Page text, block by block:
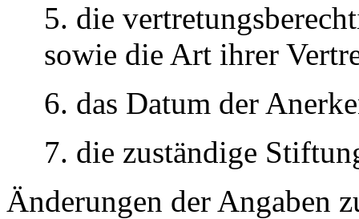
5. die
sowie die Art ihrer
6. das Datum der
7. die zuständige
Änderungen der Angaben